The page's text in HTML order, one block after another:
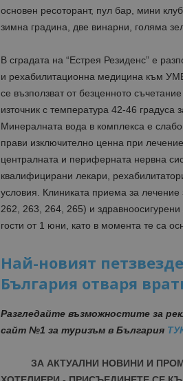
основен ресоторант, пул бар, мини
зимна градина, две винарни, голяма
В сградата на “Естрея Резиденс” е
и рехабилитационна медицина към
се възползват от безценното
източник с температура 42-46
Минералната вода в комплекса е
прави изключително ценна при
централната и периферната нервна
квалифицирани лекари,
условия. Клиниката приема за
262, 263, 264, 265) и
гости от 1 юни, като в момента те са
Най-новият
България отваря
Разгледайте възможностите за
сайт №1 за туризъм в България
ЗА АКТУАЛНИ НОВИНИ И
Име
Име
is_unique
_ga_B09EBBY8PY
_ga_FK650GXHRZ
_ga